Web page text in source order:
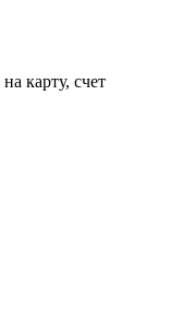
карту, счет